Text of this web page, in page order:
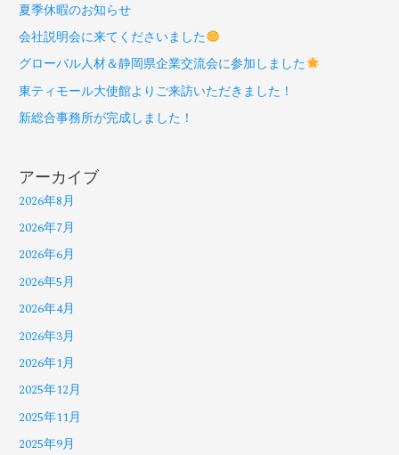
夏季休暇のお知らせ
会社説明会に来てくださいました
グローバル人材＆静岡県企業交流会に参加しました
東ティモール大使館よりご来訪いただきました！
新総合事務所が完成しました！
アーカイブ
2026年8月
2026年7月
2026年6月
2026年5月
2026年4月
2026年3月
2026年1月
2025年12月
2025年11月
2025年9月